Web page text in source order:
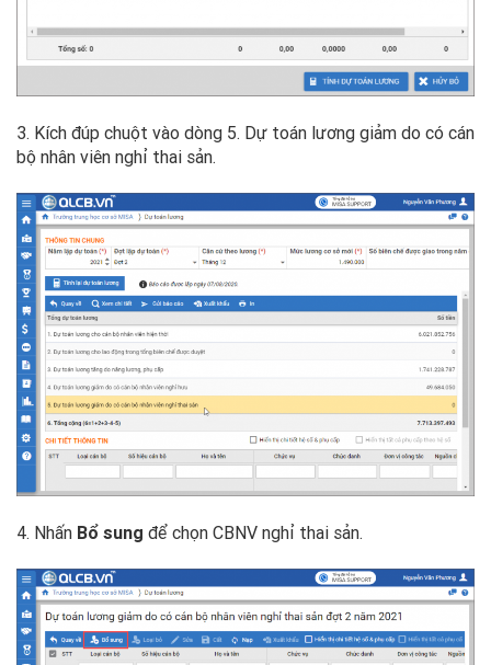
3. Kích đúp chuột vào dòng 5. Dự toán lương giảm do có cán
bộ nhân viên nghỉ thai sản.
4. Nhấn Bổ sung để chọn CBNV nghỉ thai sản.